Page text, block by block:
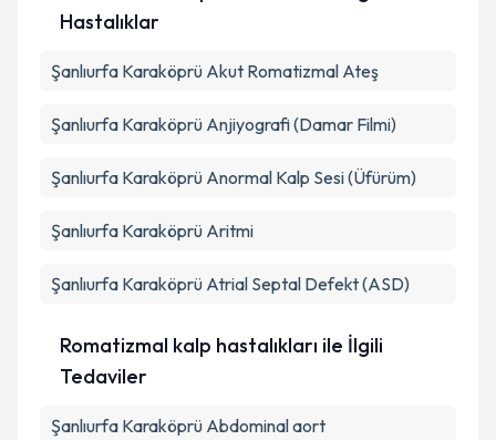
Hastalıklar
Şanlıurfa Karaköprü Akut Romatizmal Ateş
Şanlıurfa Karaköprü Anjiyografi (Damar Filmi)
Şanlıurfa Karaköprü Anormal Kalp Sesi (Üfürüm)
Şanlıurfa Karaköprü Aritmi
Şanlıurfa Karaköprü Atrial Septal Defekt (ASD)
Romatizmal kalp hastalıkları ile İlgili
Tedaviler
Şanlıurfa Karaköprü Abdominal aort